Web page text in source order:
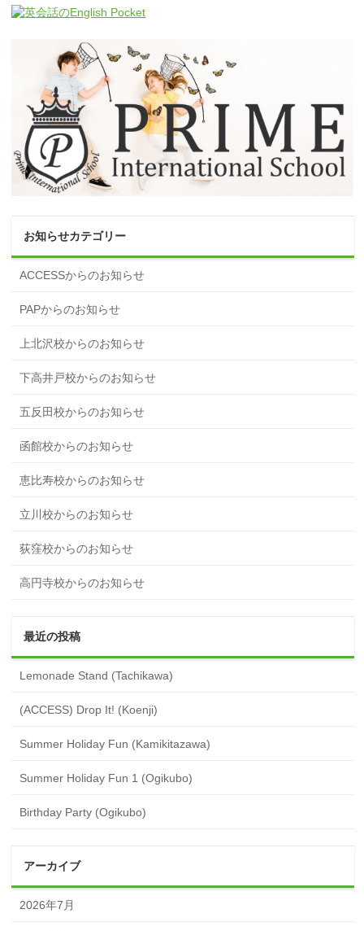
お知らせカテゴリー
ACCESSからのお知らせ
PAPからのお知らせ
上北沢校からのお知らせ
下高井戸校からのお知らせ
五反田校からのお知らせ
函館校からのお知らせ
恵比寿校からのお知らせ
立川校からのお知らせ
荻窪校からのお知らせ
高円寺校からのお知らせ
最近の投稿
Lemonade Stand (Tachikawa)
(ACCESS) Drop It! (Koenji)
Summer Holiday Fun (Kamikitazawa)
Summer Holiday Fun 1 (Ogikubo)
Birthday Party (Ogikubo)
アーカイブ
2026年7月